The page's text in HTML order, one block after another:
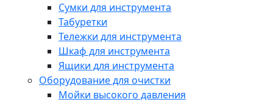
Сумки для инструмента
Табуретки
Тележки для инструмента
Шкаф для инструмента
Ящики для инструмента
Оборудование для очистки
Мойки высокого давления